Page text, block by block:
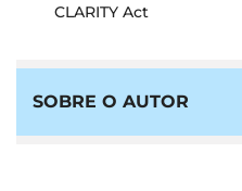
CLARITY Act
SOBRE O AUTOR